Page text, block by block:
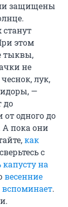
защищены
этом
тыквы,
не
лук,
—
до
одного до
А пока они
как
с
капусту на
весенние
.